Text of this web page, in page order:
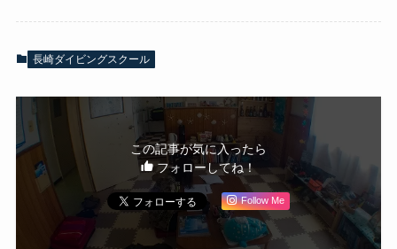
長崎ダイビングスクール
この記事が気に入ったら
フォローしてね！
Follow Me